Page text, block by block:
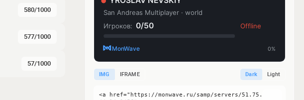
580/1000
577/1000
57/1000
IMG IFRAME Dark Light